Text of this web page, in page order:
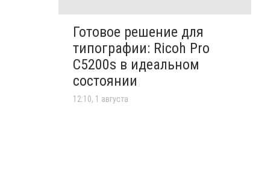
Готовое решение для
типографии: Ricoh Pro
C5200s в идеальном
состоянии
12:10, 1 августа